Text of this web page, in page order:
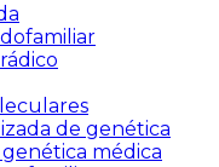
de genética
médica